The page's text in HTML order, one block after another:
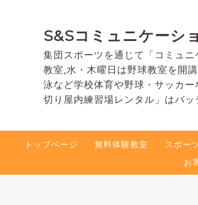
S&Sコミュニケーシ
集団スポーツを通じて「コミュ
教室,水・木曜日は野球教室を開
泳など学校体育や野球・サッカ
切り屋内練習場レンタル」はバッ
トップページ 無料体験教室 スポー
お